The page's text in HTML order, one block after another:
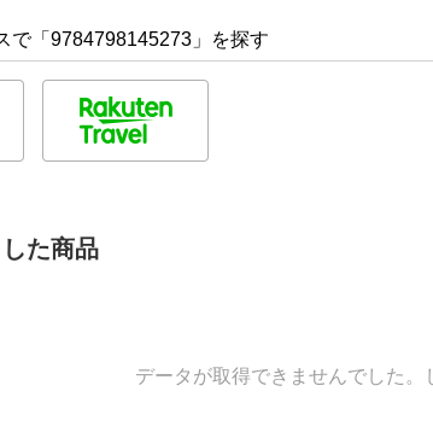
で「9784798145273」を探す
た商品
データが取得できませんでした。